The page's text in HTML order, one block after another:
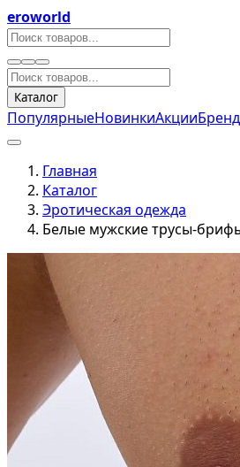
eroworld
Каталог
ПопулярныеНовинкиАкции
Главная
Каталог
Эротическая одежда
Белые мужские трусы-